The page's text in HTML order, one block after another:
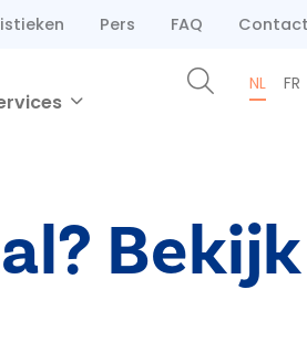
Pers FAQ Contact
NL FR
Bekijk